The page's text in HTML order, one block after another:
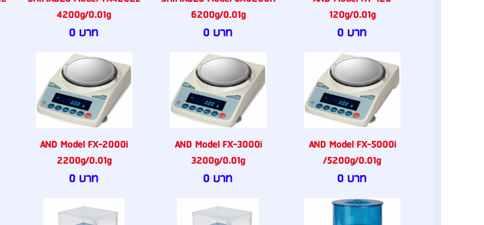
4200g/0.01g
0 บาท
6200g/0.01g
0 บาท
120g/0.01g
0 บาท
AND Model FX-2000i
2200g/0.01g
0 บาท
AND Model FX-3000i
3200g/0.01g
0 บาท
AND Model FX-5000i
/5200g/0.01g
0 บาท